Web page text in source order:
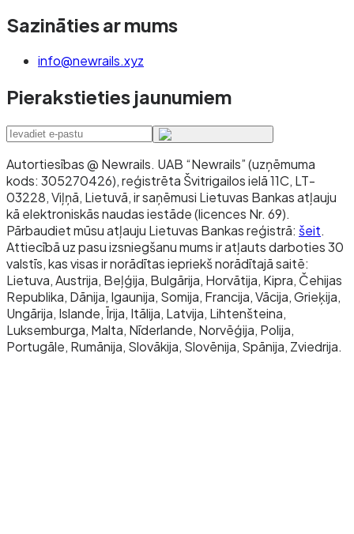
Sazināties ar mums
info@newrails.xyz
Pierakstieties jaunumiem
Autortiesības @ Newrails. UAB “Newrails” (uzņēmuma
kods: 305270426), reģistrēta Švitrigailos ielā 11C, LT-
03228, Viļņā, Lietuvā, ir saņēmusi Lietuvas Bankas atļauju
kā elektroniskās naudas iestāde (licences Nr. 69).
Pārbaudiet mūsu atļauju Lietuvas Bankas reģistrā: šeit.
Attiecībā uz pasu izsniegšanu mums ir atļauts darboties 30
valstīs, kas visas ir norādītas iepriekš norādītajā saitē:
Lietuva, Austrija, Beļģija, Bulgārija, Horvātija, Kipra, Čehijas
Republika, Dānija, Igaunija, Somija, Francija, Vācija, Grieķija,
Ungārija, Islande, Īrija, Itālija, Latvija, Lihtenšteina,
Luksemburga, Malta, Nīderlande, Norvēģija, Polija,
Portugāle, Rumānija, Slovākija, Slovēnija, Spānija, Zviedrija.